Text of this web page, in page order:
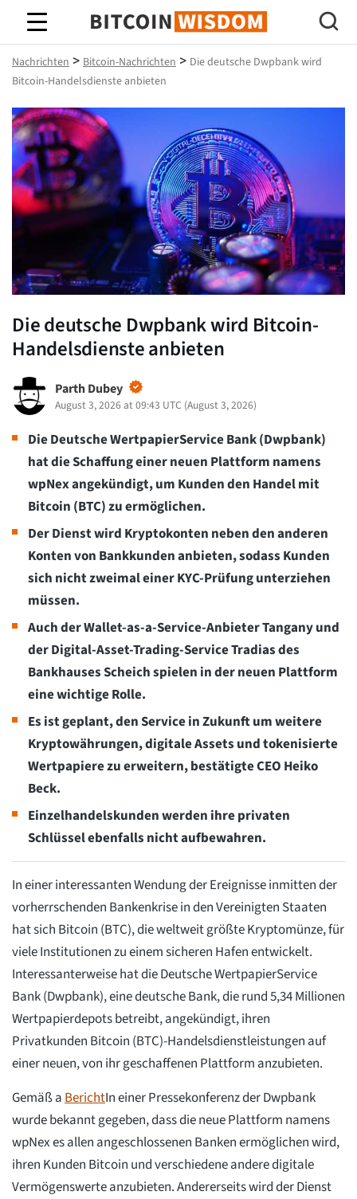
Bitcoin-Weisheit
Nachrichten > Bitcoin-Nachrichten > Die deutsche Dwpbank wird
Bitcoin-Handelsdienste anbieten
Die deutsche Dwpbank wird Bitcoin-
Handelsdienste anbieten
Parth Dubey
August 3, 2026 at 09:43 UTC (August 3, 2026)
Die Deutsche WertpapierService Bank (Dwpbank)
hat die Schaffung einer neuen Plattform namens
wpNex angekündigt, um Kunden den Handel mit
Bitcoin (BTC) zu ermöglichen.
Der Dienst wird Kryptokonten neben den anderen
Konten von Bankkunden anbieten, sodass Kunden
sich nicht zweimal einer KYC-Prüfung unterziehen
müssen.
Auch der Wallet-as-a-Service-Anbieter Tangany und
der Digital-Asset-Trading-Service Tradias des
Bankhauses Scheich spielen in der neuen Plattform
eine wichtige Rolle.
Es ist geplant, den Service in Zukunft um weitere
Kryptowährungen, digitale Assets und tokenisierte
Wertpapiere zu erweitern, bestätigte CEO Heiko
Beck.
Einzelhandelskunden werden ihre privaten
Schlüssel ebenfalls nicht aufbewahren.
In einer interessanten Wendung der Ereignisse inmitten der
vorherrschenden Bankenkrise in den Vereinigten Staaten
hat sich Bitcoin (BTC), die weltweit größte Kryptomünze, für
viele Institutionen zu einem sicheren Hafen entwickelt.
Interessanterweise hat die Deutsche WertpapierService
Bank (Dwpbank), eine deutsche Bank, die rund 5,34 Millionen
Wertpapierdepots betreibt, angekündigt, ihren
Privatkunden Bitcoin (BTC)-Handelsdienstleistungen auf
einer neuen, von ihr geschaffenen Plattform anzubieten.
Gemäß aBerichtIn einer Pressekonferenz der Dwpbank
wurde bekannt gegeben, dass die neue Plattform namens
wpNex es allen angeschlossenen Banken ermöglichen wird,
ihren Kunden Bitcoin und verschiedene andere digitale
Vermögenswerte anzubieten. Andererseits wird der Dienst